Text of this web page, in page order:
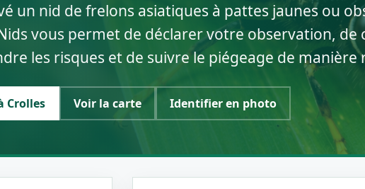
un nid de frelons asiatiques à pattes jaunes ou
vous permet de déclarer votre observation, de
les risques et de suivre le piégeage de manière
Crolles Voir la carte Identifier en photo